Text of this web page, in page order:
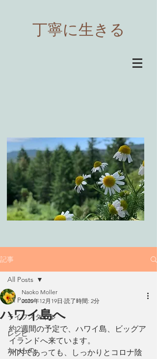
​丁寧に生きる
記事
All Posts
ライフスタイル
レシピ
たべもの
All Posts
ハワイ島へ
Naoko Moller
2020年12月19日 読了時間: 2分
約2週間の予定で、ハワイ島、ビッグア
イランドへ来ています。
州内であっても、しっかりとコロナ陰